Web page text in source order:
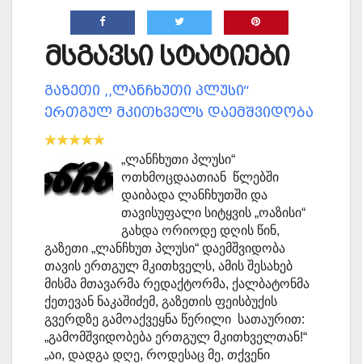
მსგავსი სტატიები
გაზეთი ,,ლანჩხუთი პლუსი“
ერთგულ მკითხველს დაემშვიდობა
„ლანჩხუთი პლუსი“
ოთხმოცდაათიან წლებში
დაიბადა ლანჩხუთში და
თავისუფალი სიტყვის „ოაზისი“
გახდა ორიოდე დღის წინ,
გაზეთი „ლანჩხუთ პლუსი“ დაემშვი­დ­ობა
თავის ერთგულ მკითხველს, ამის შესახებ
მისმა მთავარმა რედაქტორმა, ქალბატონმა
ქეთ­ევან ნაკაშიძემ, გაზეთის ფეისბუქის
გვერდზე გამოაქვეყნა წე­რილი სათაურით:
„გამომშვიდ­ო­ბება ერთგულ მკითხველთან!“
„აი, დადგა დღე, როდესაც მე, თქვენი